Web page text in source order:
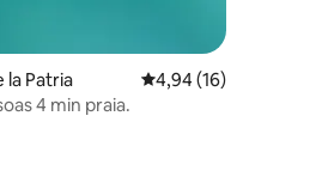
la Patria 4,94 de uma
4,94 (16)
4 min praia.